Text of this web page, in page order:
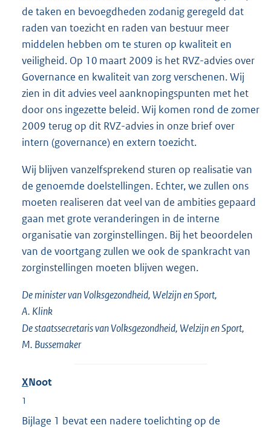
de taken en bevoegdheden zodanig geregeld dat
raden van toezicht en raden van bestuur meer
middelen hebben om te sturen op kwaliteit en
veiligheid. Op 10 maart 2009 is het RVZ-advies over
Governance en kwaliteit van zorg verschenen. Wij
zien in dit advies veel aanknopingspunten met het
door ons ingezette beleid. Wij komen rond de zomer
2009 terug op dit RVZ-advies in onze brief over
intern (governance) en extern toezicht.
Wij blijven vanzelfsprekend sturen op realisatie van
de genoemde doelstellingen. Echter, we zullen ons
moeten realiseren dat veel van de ambities gepaard
gaan met grote veranderingen in de interne
organisatie van zorginstellingen. Bij het beoordelen
van de voortgang zullen we ook de spankracht van
zorginstellingen moeten blijven wegen.
De minister van Volksgezondheid, Welzijn en Sport,
A. Klink
De staatssecretaris van Volksgezondheid, Welzijn en Sport,
M. Bussemaker
XNoot
1
Bijlage 1 bevat een nadere toelichting op de